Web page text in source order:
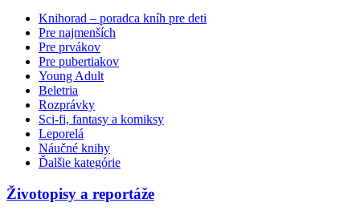
Knihorad – poradca kníh pre deti
Pre najmenších
Pre prvákov
Pre pubertiakov
Young Adult
Beletria
Rozprávky
Sci-fi, fantasy a komiksy
Leporelá
Náučné knihy
Ďalšie kategórie
Životopisy a reportáže